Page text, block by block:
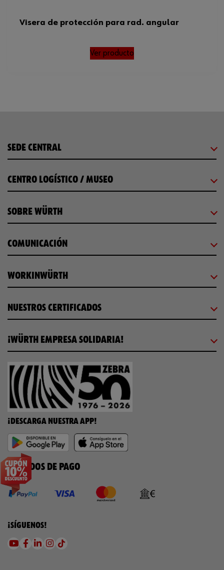
Visera de protección para rad. angular
Ver producto
SEDE CENTRAL
CENTRO LOGÍSTICO / MUSEO
SOBRE WÜRTH
COMUNICACIÓN
WORKINWÜRTH
NUESTROS CERTIFICADOS
¡WÜRTH EMPRESA SOLIDARIA!
¡DESCARGA NUESTRA APP!
MÉTODOS DE PAGO
¡SÍGUENOS!